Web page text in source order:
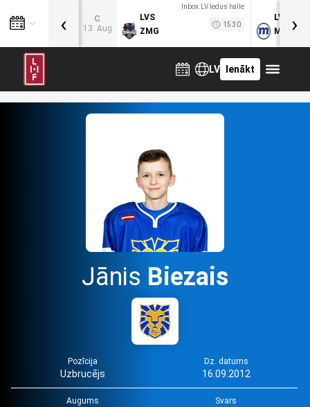
C
13. Aug
Inbox.LV ledus halle
LVS
ZMG
15:30
LVB
MOG
‹ ›
LV Ienākt
Jānis Biezais
Pozīcija
Uzbrucējs
Dz. datums
16.09.2012
Augums Svars